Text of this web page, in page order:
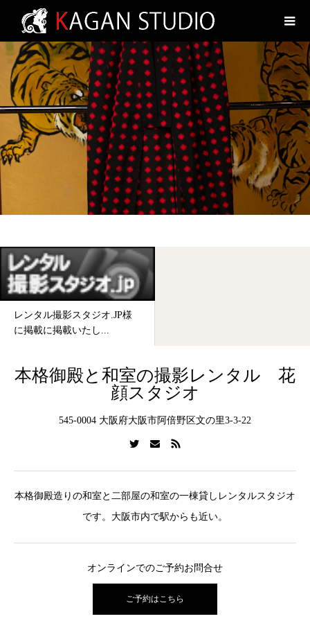
レンタル撮影スタジオ.JP様
に掲載に掲載いたし...
本格御殿と和室の撮影レンタル 花
顔スタジオ
545-0004 大阪府大阪市阿倍野区文の里3-3-22
本格御殿造りの和室と二部屋の和室の一棟貸しレンタルスタジオ
です。大阪市内で駅からも近い。
オンラインでのご予約お問合せ
ご予約はこちら